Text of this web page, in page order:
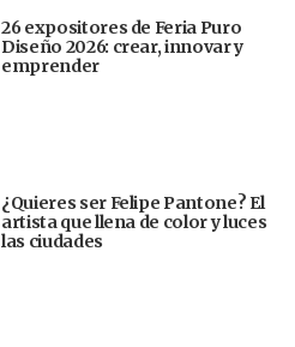
26 expositores de Feria Puro
Diseño 2026: crear, innovar y
emprender
¿Quieres ser Felipe Pantone? El
artista que llena de color y luces
las ciudades